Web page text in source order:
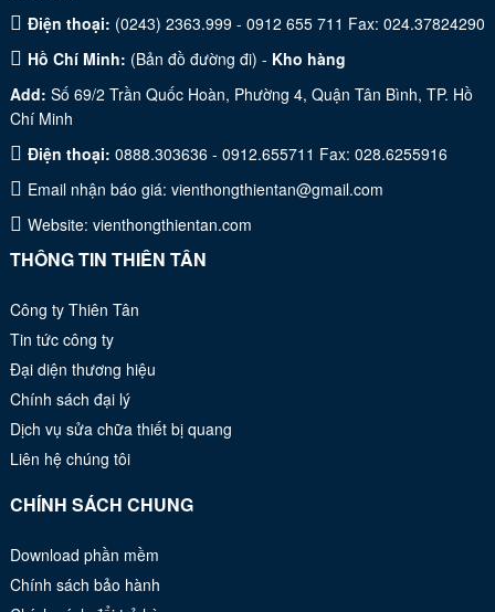
Điện thoại: (0243) 2363.999 - 0912 655 711 Fax: 024.37824290
Hồ Chí Minh: (Bản đồ đường đi) - Kho hàng
Add: Số 69/2 Trần Quốc Hoàn, Phường 4, Quận Tân Bình, TP. Hồ
Chí Minh
Điện thoại: 0888.303636 - 0912.655711 Fax: 028.6255916
Email nhận báo giá: vienthongthientan@gmail.com
Website: vienthongthientan.com
THÔNG TIN THIÊN TÂN
Công ty Thiên Tân
Tin tức công ty
Đại diện thương hiệu
Chính sách đại lý
Dịch vụ sửa chữa thiết bị quang
Liên hệ chúng tôi
CHÍNH SÁCH CHUNG
Download phần mềm
Chính sách bảo hành